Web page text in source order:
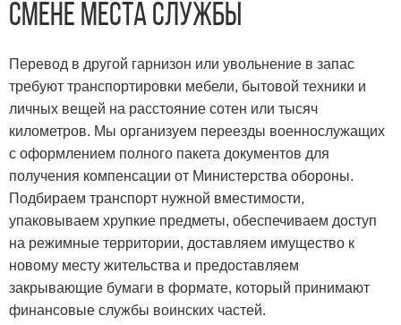
смене места службы
Перевод в другой гарнизон или увольнение в запас
требуют транспортировки мебели, бытовой техники и
личных вещей на расстояние сотен или тысяч
километров. Мы организуем переезды военнослужащих
с оформлением полного пакета документов для
получения компенсации от Министерства обороны.
Подбираем транспорт нужной вместимости,
упаковываем хрупкие предметы, обеспечиваем доступ
на режимные территории, доставляем имущество к
новому месту жительства и предоставляем
закрывающие бумаги в формате, который принимают
финансовые службы воинских частей.